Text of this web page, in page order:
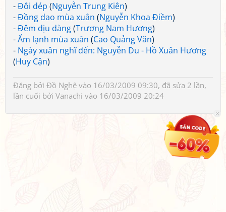
-Đôi dép (Nguyễn Trung Kiên)
-Đồng dao mùa xuân (Nguyễn Khoa Điềm)
-Đêm dịu dàng(Trương Nam Hương)
-Ấm lạnh mùa xuân (Cao Quảng Văn)
- Ngày xuân nghĩ đến: Nguyễn Du - Hồ Xuân Hương
(Huy Cận)
Đăng bởi Đồ Nghệ vào 16/03/2009 09:30, đã sửa 2 lần,
lần cuối bởi Vanachi vào 16/03/2009 20:24